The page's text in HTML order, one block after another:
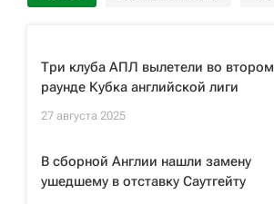
Три клуба АПЛ вылетели во втором
раунде Кубка английской лиги
27 августа 2025
В сборной Англии нашли замену
ушедшему в отставку Саутгейту